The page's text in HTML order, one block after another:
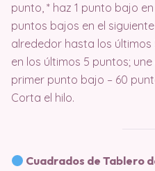
punto, * haz 1 punto bajo
puntos bajos en el
alrededor hasta los
en los últimos 5 puntos;
primer punto bajo – 60
Corta el hilo.
Cuadrados de Tablero